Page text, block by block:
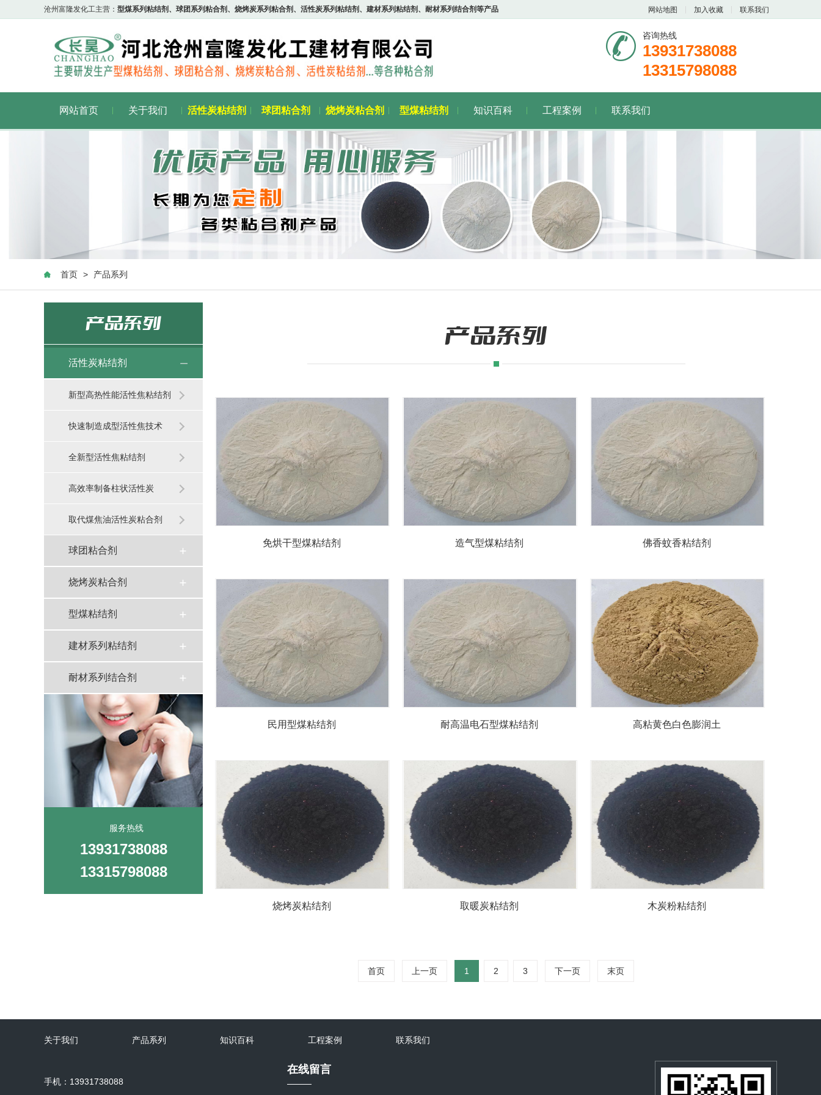
沧州富隆发化工主营： 型煤系列粘结剂、球团系列粘合剂、烧烤炭系列粘合剂、活性炭系列粘结剂、建材系列粘结剂、耐材系列结合剂等产品 网站地图 加入收藏 联系我们
咨询热线
13931738088
13315798088
网站首页 关于我们 活性炭粘结剂 球团粘合剂 烧烤炭粘合剂 型煤粘结剂 知识百科 工程案例 联系我们
首页 > 产品系列
产品系列
活性炭粘结剂
新型高热性能活性焦粘结剂
快速制造成型活性焦技术
全新型活性焦粘结剂
高效率制备柱状活性炭
取代煤焦油活性炭粘合剂
球团粘合剂
烧烤炭粘合剂
型煤粘结剂
建材系列粘结剂
耐材系列结合剂
服务热线
13931738088
13315798088
产品系列
免烘干型煤粘结剂 造气型煤粘结剂 佛香蚊香粘结剂
民用型煤粘结剂 耐高温电石型煤粘结剂 高粘黄色白色膨润土
烧烤炭粘结剂 取暖炭粘结剂 木炭粉粘结剂
首页 上一页 1 2 3 下一页 末页
关于我们 产品系列 知识百科 工程案例 联系我们
手机：13931738088
在线留言